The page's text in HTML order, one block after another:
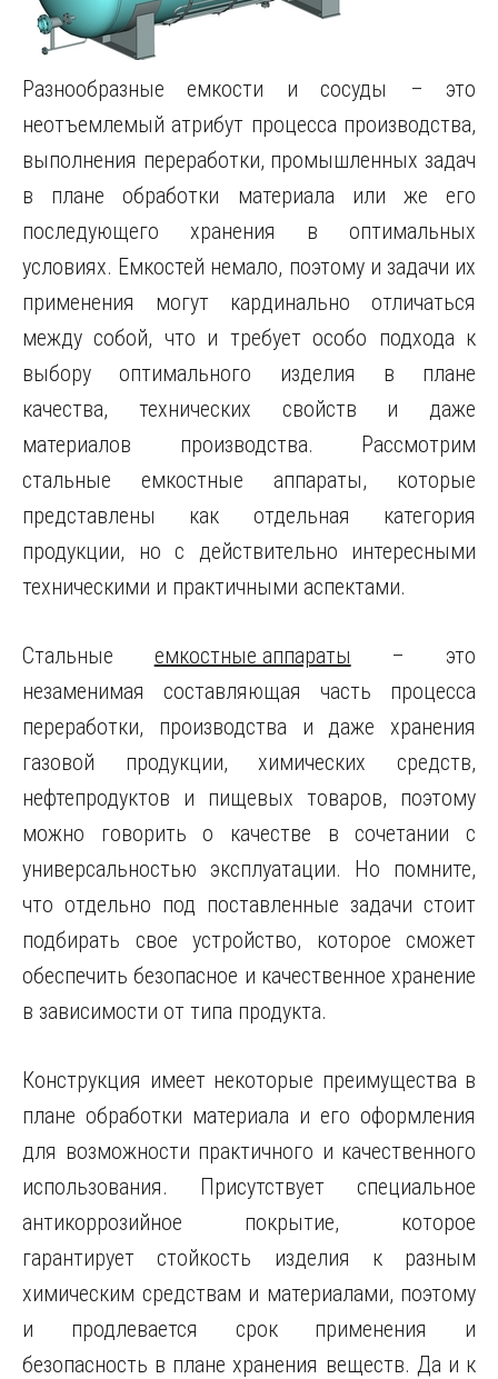
Разнообразные емкости и сосуды – это
неотъемлемый атрибут процесса производства,
выполнения переработки, промышленных задач
в плане обработки материала или же его
последующего хранения в оптимальных
условиях. Емкостей немало, поэтому и задачи их
применения могут кардинально отличаться
между собой, что и требует особо подхода к
выбору оптимального изделия в плане
качества, технических свойств и даже
материалов производства. Рассмотрим
стальные емкостные аппараты, которые
представлены как отдельная категория
продукции, но с действительно интересными
техническими и практичными аспектами.
Стальные емкостные аппараты – это
незаменимая составляющая часть процесса
переработки, производства и даже хранения
газовой продукции, химических средств,
нефтепродуктов и пищевых товаров, поэтому
можно говорить о качестве в сочетании с
универсальностью эксплуатации. Но помните,
что отдельно под поставленные задачи стоит
подбирать свое устройство, которое сможет
обеспечить безопасное и качественное хранение
в зависимости от типа продукта.
Конструкция имеет некоторые преимущества в
плане обработки материала и его оформления
для возможности практичного и качественного
использования. Присутствует специальное
антикоррозийное покрытие, которое
гарантирует стойкость изделия к разным
химическим средствам и материалами, поэтому
и продлевается срок применения и
безопасность в плане хранения веществ. Да и к